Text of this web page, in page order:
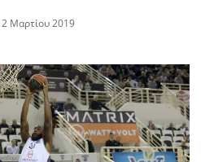
2 Μαρτίου 2019